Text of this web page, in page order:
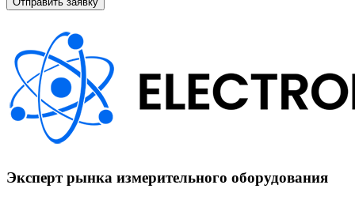
Эксперт рынка измерительного оборудования